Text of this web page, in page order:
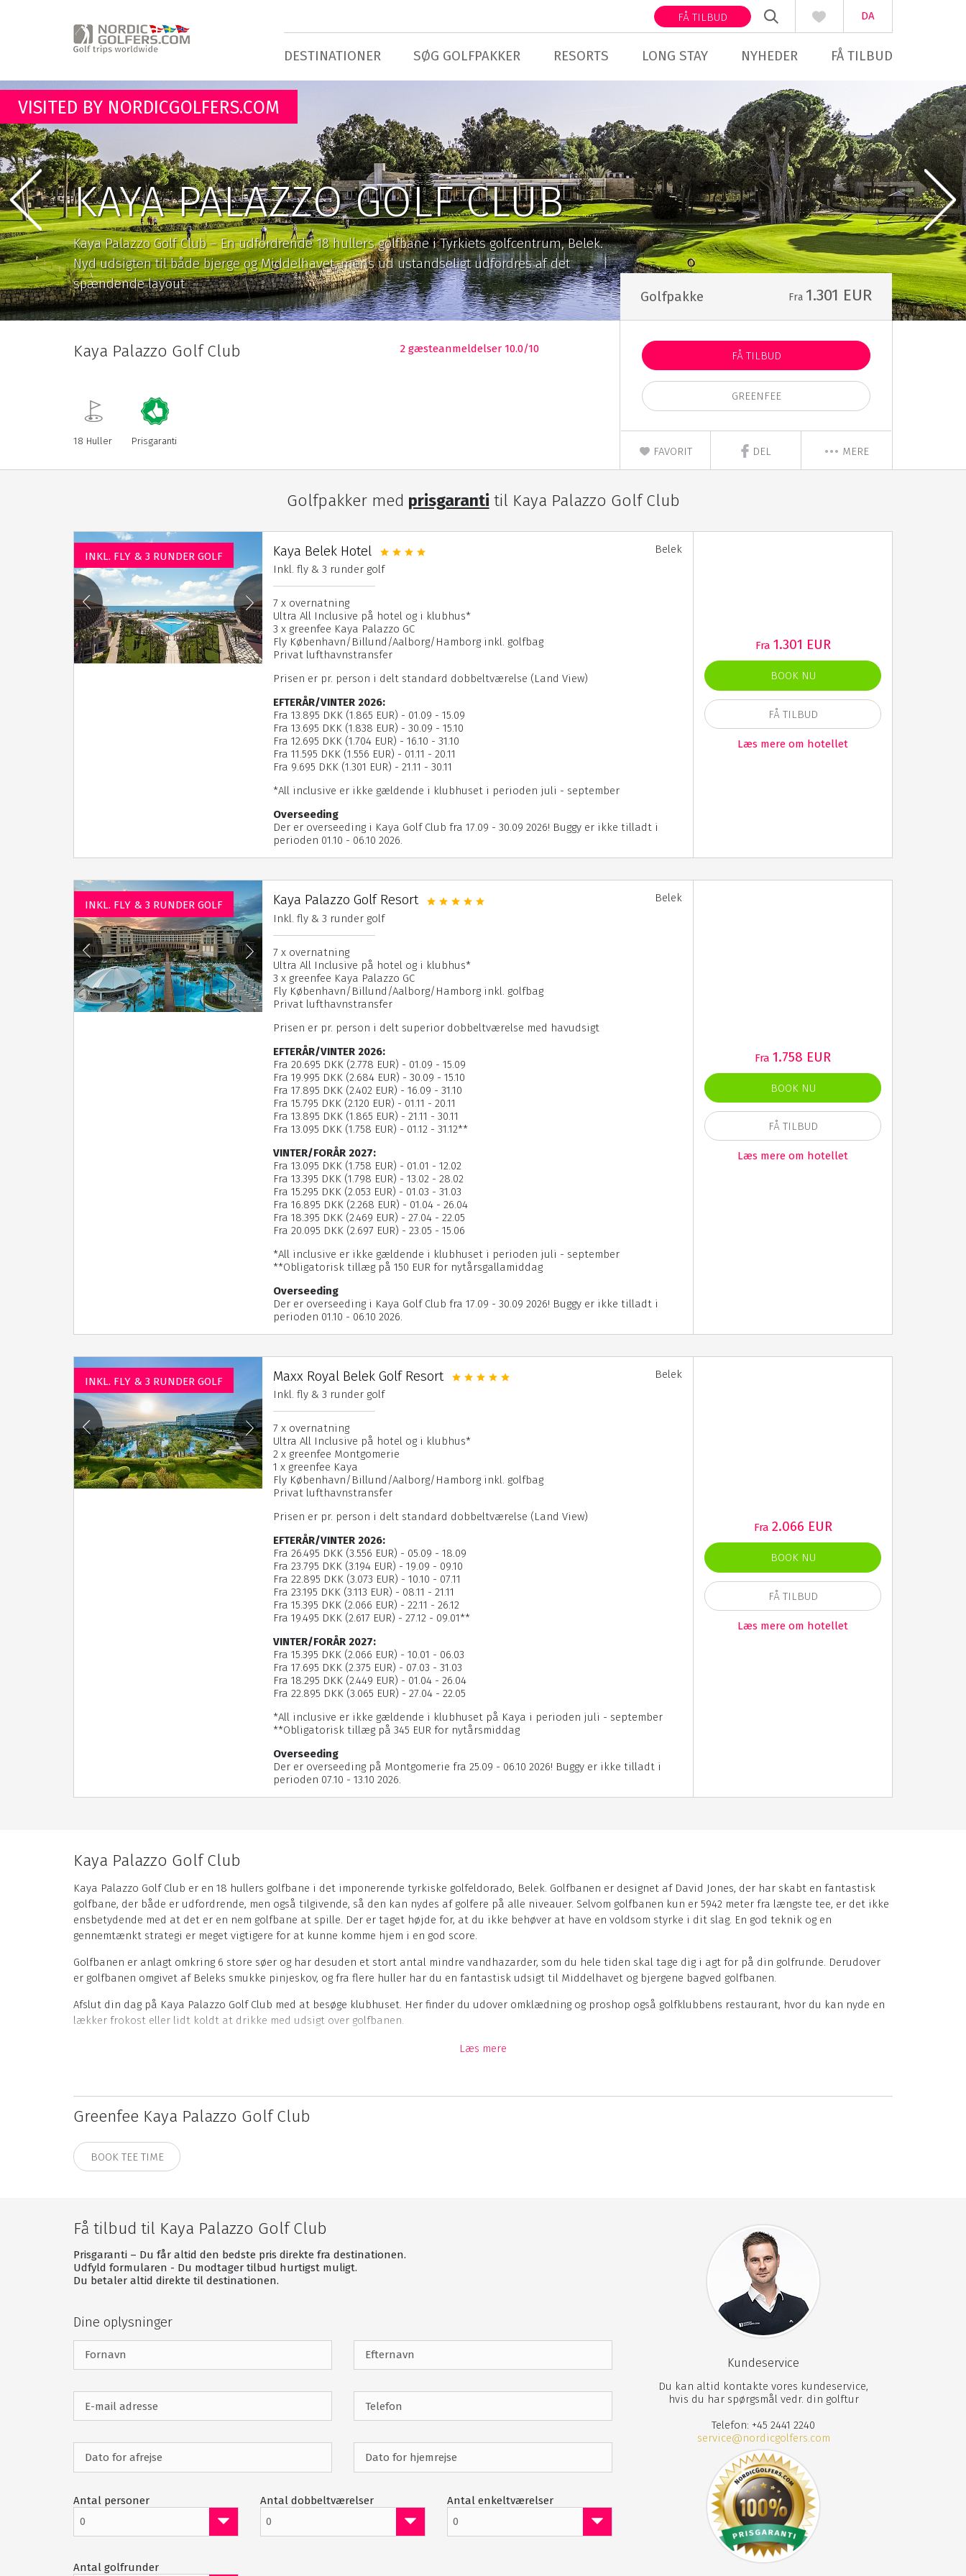
DA
FÅ TILBUD
DESTINATIONER SØG GOLFPAKKER RESORTS LONG STAY NYHEDER FÅ TILBUD
VISITED BY NORDICGOLFERS.COM
KAYA PALAZZO GOLF CLUB
Kaya Palazzo Golf Club – En udfordrende 18 hullers golfbane i Tyrkiets golfcentrum, Belek.
Nyd udsigten til både bjerge og Middelhavet, mens ud ustandseligt udfordres af det
spændende layout
Kaya Palazzo Golf Club 2 gæsteanmeldelser 10.0/10
18 Huller Prisgaranti
Golfpakke Fra 1.301 EUR
FÅ TILBUD
GREENFEE
FAVORIT DEL MERE
Golfpakker med prisgaranti til Kaya Palazzo Golf Club
INKL. FLY & 3 RUNDER GOLF Kaya Belek Hotel
Belek
Inkl. fly & 3 runder golf
7 x overnatning
Ultra All Inclusive på hotel og i klubhus*
3 x greenfee Kaya Palazzo GC
Fly København/Billund/Aalborg/Hamborg inkl. golfbag
Privat lufthavnstransfer
Prisen er pr. person i delt standard dobbeltværelse (Land View)
EFTERÅR/VINTER 2026:
Fra 13.895 DKK (1.865 EUR) - 01.09 - 15.09
Fra 13.695 DKK (1.838 EUR) - 30.09 - 15.10
Fra 12.695 DKK (1.704 EUR) - 16.10 - 31.10
Fra 11.595 DKK (1.556 EUR) - 01.11 - 20.11
Fra 9.695 DKK (1.301 EUR) - 21.11 - 30.11
*All inclusive er ikke gældende i klubhuset i perioden juli - september
Overseeding
Der er overseeding i Kaya Golf Club fra 17.09 - 30.09 2026! Buggy er ikke tilladt i
perioden 01.10 - 06.10 2026.
Fra 1.301 EUR
BOOK NU
FÅ TILBUD
Læs mere om hotellet
INKL. FLY & 3 RUNDER GOLF Kaya Palazzo Golf Resort
Belek
Inkl. fly & 3 runder golf
7 x overnatning
Ultra All Inclusive på hotel og i klubhus*
3 x greenfee Kaya Palazzo GC
Fly København/Billund/Aalborg/Hamborg inkl. golfbag
Privat lufthavnstransfer
Prisen er pr. person i delt superior dobbeltværelse med havudsigt
EFTERÅR/VINTER 2026:
Fra 20.695 DKK (2.778 EUR) - 01.09 - 15.09
Fra 19.995 DKK (2.684 EUR) - 30.09 - 15.10
Fra 17.895 DKK (2.402 EUR) - 16.09 - 31.10
Fra 15.795 DKK (2.120 EUR) - 01.11 - 20.11
Fra 13.895 DKK (1.865 EUR) - 21.11 - 30.11
Fra 13.095 DKK (1.758 EUR) - 01.12 - 31.12**
VINTER/FORÅR 2027:
Fra 13.095 DKK (1.758 EUR) - 01.01 - 12.02
Fra 13.395 DKK (1.798 EUR) - 13.02 - 28.02
Fra 15.295 DKK (2.053 EUR) - 01.03 - 31.03
Fra 16.895 DKK (2.268 EUR) - 01.04 - 26.04
Fra 18.395 DKK (2.469 EUR) - 27.04 - 22.05
Fra 20.095 DKK (2.697 EUR) - 23.05 - 15.06
*All inclusive er ikke gældende i klubhuset i perioden juli - september
**Obligatorisk tillæg på 150 EUR for nytårsgallamiddag
Overseeding
Der er overseeding i Kaya Golf Club fra 17.09 - 30.09 2026! Buggy er ikke tilladt i
perioden 01.10 - 06.10 2026.
Fra 1.758 EUR
BOOK NU
FÅ TILBUD
Læs mere om hotellet
INKL. FLY & 3 RUNDER GOLF Maxx Royal Belek Golf Resort
Belek
Inkl. fly & 3 runder golf
7 x overnatning
Ultra All Inclusive på hotel og i klubhus*
2 x greenfee Montgomerie
1 x greenfee Kaya
Fly København/Billund/Aalborg/Hamborg inkl. golfbag
Privat lufthavnstransfer
Prisen er pr. person i delt standard dobbeltværelse (Land View)
EFTERÅR/VINTER 2026:
Fra 26.495 DKK (3.556 EUR) - 05.09 - 18.09
Fra 23.795 DKK (3.194 EUR) - 19.09 - 09.10
Fra 22.895 DKK (3.073 EUR) - 10.10 - 07.11
Fra 23.195 DKK (3.113 EUR) - 08.11 - 21.11
Fra 15.395 DKK (2.066 EUR) - 22.11 - 26.12
Fra 19.495 DKK (2.617 EUR) - 27.12 - 09.01**
VINTER/FORÅR 2027:
Fra 15.395 DKK (2.066 EUR) - 10.01 - 06.03
Fra 17.695 DKK (2.375 EUR) - 07.03 - 31.03
Fra 18.295 DKK (2.449 EUR) - 01.04 - 26.04
Fra 22.895 DKK (3.065 EUR) - 27.04 - 22.05
*All inclusive er ikke gældende i klubhuset på Kaya i perioden juli - september
**Obligatorisk tillæg på 345 EUR for nytårsmiddag
Overseeding
Der er overseeding på Montgomerie fra 25.09 - 06.10 2026! Buggy er ikke tilladt i
perioden 07.10 - 13.10 2026.
Fra 2.066 EUR
BOOK NU
FÅ TILBUD
Læs mere om hotellet
Kaya Palazzo Golf Club
Kaya Palazzo Golf Club er en 18 hullers golfbane i det imponerende tyrkiske golfeldorado, Belek. Golfbanen er designet af David Jones, der har skabt en fantastisk
golfbane, der både er udfordrende, men også tilgivende, så den kan nydes af golfere på alle niveauer. Selvom golfbanen kun er 5942 meter fra længste tee, er det ikke
ensbetydende med at det er en nem golfbane at spille. Der er taget højde for, at du ikke behøver at have en voldsom styrke i dit slag. En god teknik og en
gennemtænkt strategi er meget vigtigere for at kunne komme hjem i en god score.
Golfbanen er anlagt omkring 6 store søer og har desuden et stort antal mindre vandhazarder, som du hele tiden skal tage dig i agt for på din golfrunde. Derudover
er golfbanen omgivet af Beleks smukke pinjeskov, og fra flere huller har du en fantastisk udsigt til Middelhavet og bjergene bagved golfbanen.
Afslut din dag på Kaya Palazzo Golf Club med at besøge klubhuset. Her finder du udover omklædning og proshop også golfklubbens restaurant, hvor du kan nyde en
lækker frokost eller lidt koldt at drikke med udsigt over golfbanen.
5604 meter fra gul tee
4911 meter fra rød tee
Chipping-, pitching- og putting green
Restaurant
Udlejning af trolley
Læs mere
Greenfee Kaya Palazzo Golf Club
BOOK TEE TIME
Få tilbud til Kaya Palazzo Golf Club
Prisgaranti – Du får altid den bedste pris direkte fra destinationen.
Udfyld formularen - Du modtager tilbud hurtigst muligt.
Du betaler altid direkte til destinationen.
Dine oplysninger
Antal personer
0
Antal dobbeltværelser
0
Antal enkeltværelser
0
Antal golfrunder
Kundeservice
Du kan altid kontakte vores kundeservice,
hvis du har spørgsmål vedr. din golftur
Telefon: +45 2441 2240
service@nordicgolfers.com